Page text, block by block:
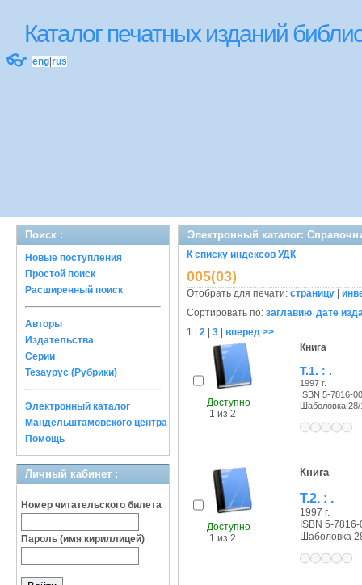
Каталог печатных изданий
👓 eng rus
Поиск :
Новые поступления
Простой поиск
Расширенный поиск
Авторы
Издательства
Серии
Тезаурус (Рубрики)
Электронный каталог
Мандельштамовского центра
Помощь
Личный кабинет :
Номер читательского билета
Пароль (имя кириллицей)
Электронный каталог:
К списку индексов УДК
005(03)
Отобрать для печати: страницу
Сортировать по: заглавию дате
1
2 3 вперед >>
Доступно
1 из 2
Книга
Т.1. : .
1997 г.
ISBN 5-7816-
Шаболовка 28/
Доступно
1 из 2
Книга
Т.2. : .
1997 г.
ISBN 5-
Шаболовка